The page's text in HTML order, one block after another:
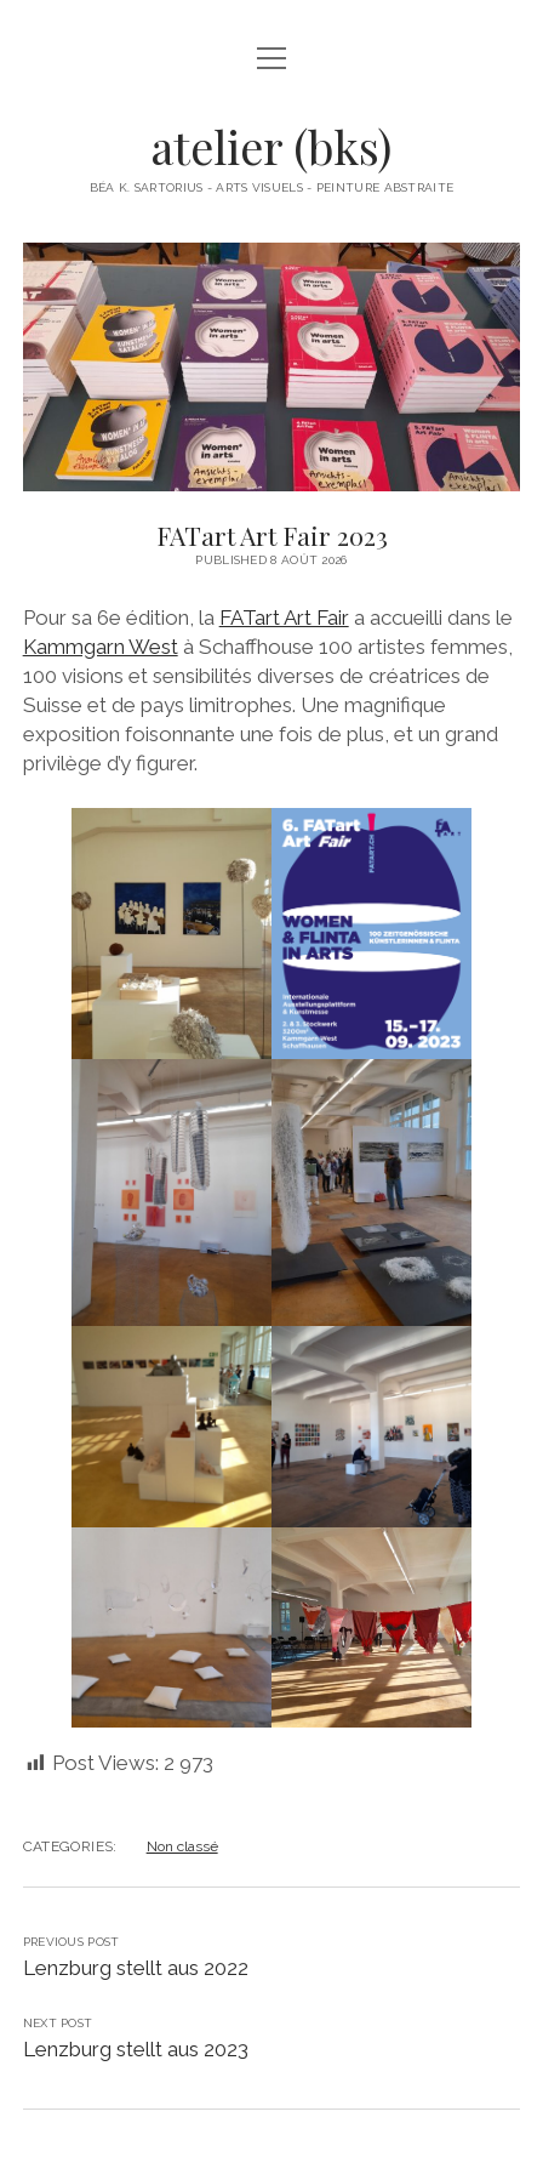
À PROPOS
BÉA K. SARTORIUS
PAPIERS COLLÉS
PEINTURES
PETITS FORMATS PAPIER
POLITIQUE DE CONFIDENTIALITÉ
open
menu
atelier (bks)
BÉA K. SARTORIUS - ARTS VISUELS - PEINTURE ABSTRAITE
FATart Art Fair 2023
PUBLISHED 8 AOÛT 2026
Pour sa 6e édition, la FATart Art Faira accueilli dans le
Kammgarn Westà Schaffhouse 100 artistes femmes,
100 visions et sensibilités diverses de créatrices de
Suisse et de pays limitrophes. Une magnifique
exposition foisonnante une fois de plus, et un grand
privilège d’y figurer.
Post Views: 2 973
CATEGORIES: Non classé
PREVIOUS POST
Lenzburg stellt aus 2022
NEXT POST
Lenzburg stellt aus 2023